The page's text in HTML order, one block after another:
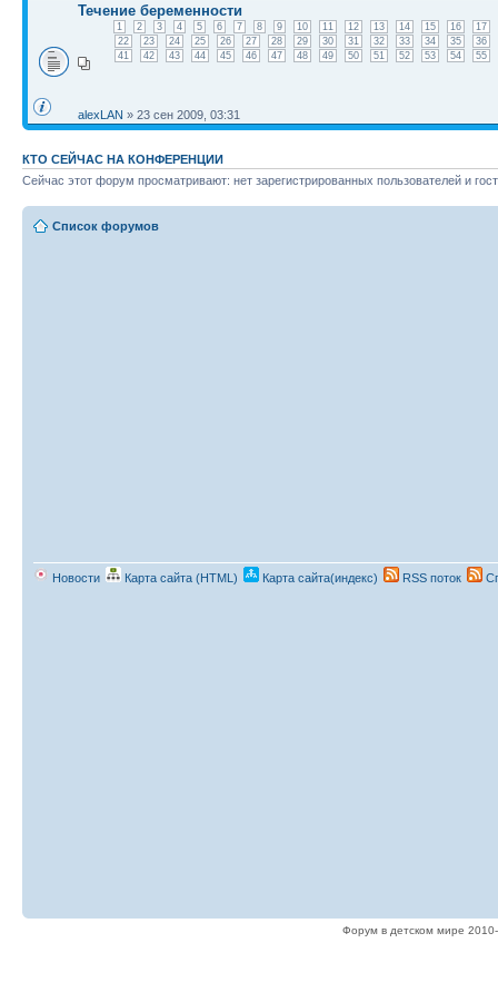
Течение беременности
1 2 3 4 5 6 7 8 9 10 11 12 13 14 15 16
17
22
23 24 25 26 27 28 29 30 31 32 33 34 35
36
41
42 43 44 45 46 47 48 49 50 51 52 53 54 55
alexLAN » 23 сен 2009, 03:31
КТО СЕЙЧАС НА КОНФЕРЕНЦИИ
Сейчас этот форум просматривают: нет зарегистрированных пользователей и
Список форумов
Новости Карта сайта (HTML) Карта сайта(индекс) RSS поток
Форум в детском мире